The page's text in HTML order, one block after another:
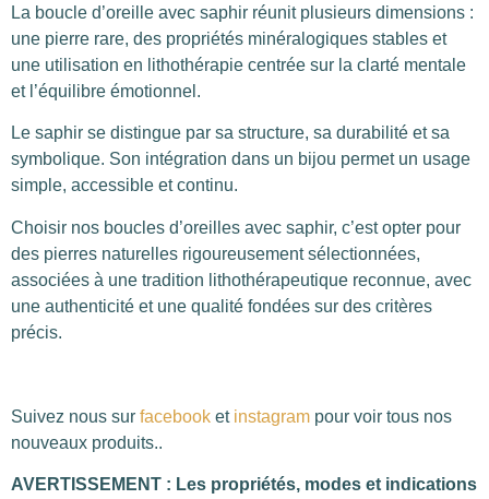
La boucle d’oreille avec saphir réunit plusieurs dimensions :
une pierre rare, des propriétés minéralogiques stables et
une utilisation en lithothérapie centrée sur la clarté mentale
et l’équilibre émotionnel.
Le saphir se distingue par sa structure, sa durabilité et sa
symbolique. Son intégration dans un bijou permet un usage
simple, accessible et continu.
Choisir nos boucles d’oreilles avec saphir, c’est opter pour
des pierres naturelles rigoureusement sélectionnées,
associées à une tradition lithothérapeutique reconnue, avec
une authenticité et une qualité fondées sur des critères
précis.
Suivez nous sur facebook et instagram pour voir tous nos
nouveaux produits..
AVERTISSEMENT : Les propriétés, modes et indications